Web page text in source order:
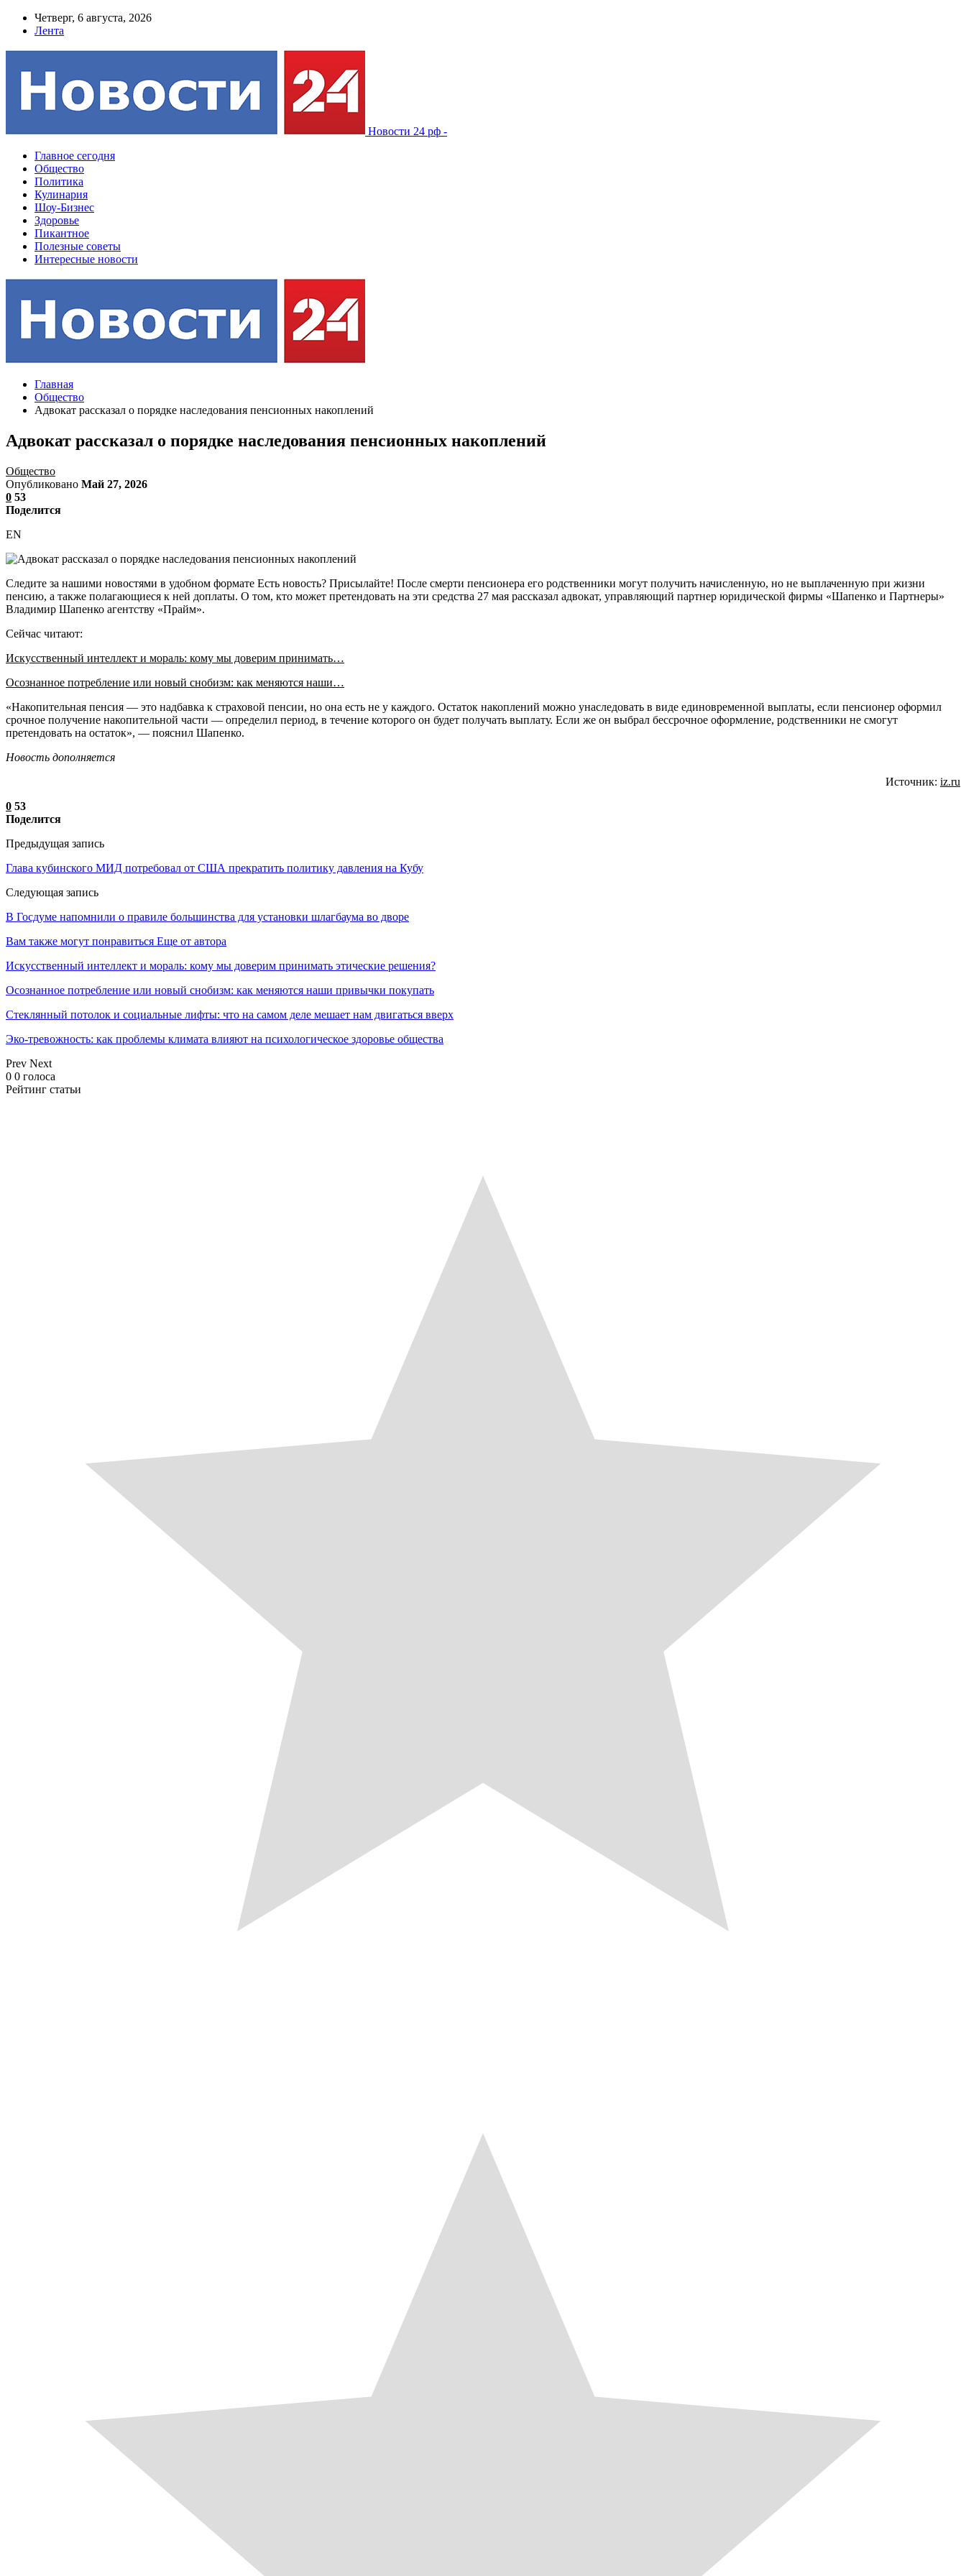
Четверг, 6 августа, 2026
Лента
Новости 24 рф -
Главное сегодня
Общество
Политика
Кулинария
Шоу-Бизнес
Здоровье
Пикантное
Полезные советы
Интересные новости
Главная
Общество
Адвокат рассказал о порядке наследования пенсионных накоплений
Адвокат рассказал о порядке наследования пенсионных накоплений
Общество
Опубликовано Май 27, 2026
0 53
Поделится
EN
Следите за нашими новостями в удобном формате Есть новость? Присылайте! После смерти пенсионера его родственники могут получить начисленную, но не выплаченную при жизни
пенсию, а также полагающиеся к ней доплаты. О том, кто может претендовать на эти средства 27 мая рассказал адвокат, управляющий партнер юридической фирмы «Шапенко и Партнеры»
Владимир Шапенко агентству «Прайм».
Сейчас читают:
Искусственный интеллект и мораль: кому мы доверим принимать…
Осознанное потребление или новый снобизм: как меняются наши…
«Накопительная пенсия — это надбавка к страховой пенсии, но она есть не у каждого. Остаток накоплений можно унаследовать в виде единовременной выплаты, если пенсионер оформил
срочное получение накопительной части — определил период, в течение которого он будет получать выплату. Если же он выбрал бессрочное оформление, родственники не смогут
претендовать на остаток», — пояснил Шапенко.
Новость дополняется
Источник: iz.ru
0 53
Поделится
Предыдущая запись
Глава кубинского МИД потребовал от США прекратить политику давления на Кубу
Следующая запись
В Госдуме напомнили о правиле большинства для установки шлагбаума во дворе
Вам также могут понравиться Еще от автора
Искусственный интеллект и мораль: кому мы доверим принимать этические решения?
Осознанное потребление или новый снобизм: как меняются наши привычки покупать
Стеклянный потолок и социальные лифты: что на самом деле мешает нам двигаться вверх
Эко-тревожность: как проблемы климата влияют на психологическое здоровье общества
Prev Next
0 0 голоса
Рейтинг статьи